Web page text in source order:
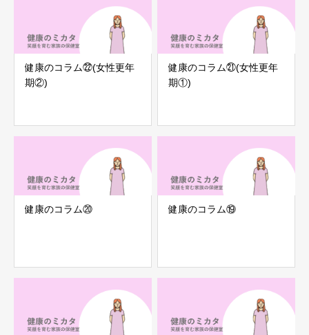
健康のコラム㉒(女性更年
期②)
健康のコラム㉑(女性更年
期①)
健康のコラム⑳ 健康のコラム⑲